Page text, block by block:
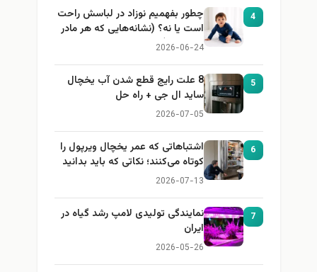
4
چطور بفهمیم نوزاد در لباسش راحت
است یا نه؟ (نشانه‌هایی که هر مادر
باید بداند)
2026-06-24
5
8 علت رایج قطع شدن آب یخچال
ساید ال جی + راه حل
2026-07-05
6
اشتباهاتی که عمر یخچال ویرپول را
کوتاه می‌کنند؛ نکاتی که باید بدانید
2026-07-13
7
نمایندگی تولیدی لامپ رشد گیاه در
ایران
2026-05-26